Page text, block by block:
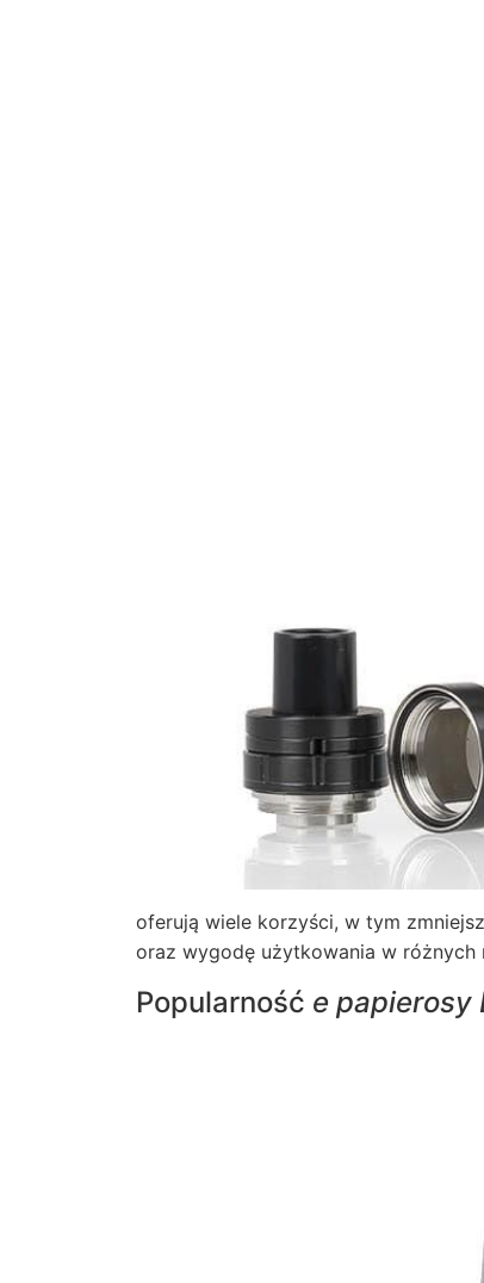
oferują wiele korzyści, w tym
oraz wygodę użytkowania w różnych
Popularność e papierosy